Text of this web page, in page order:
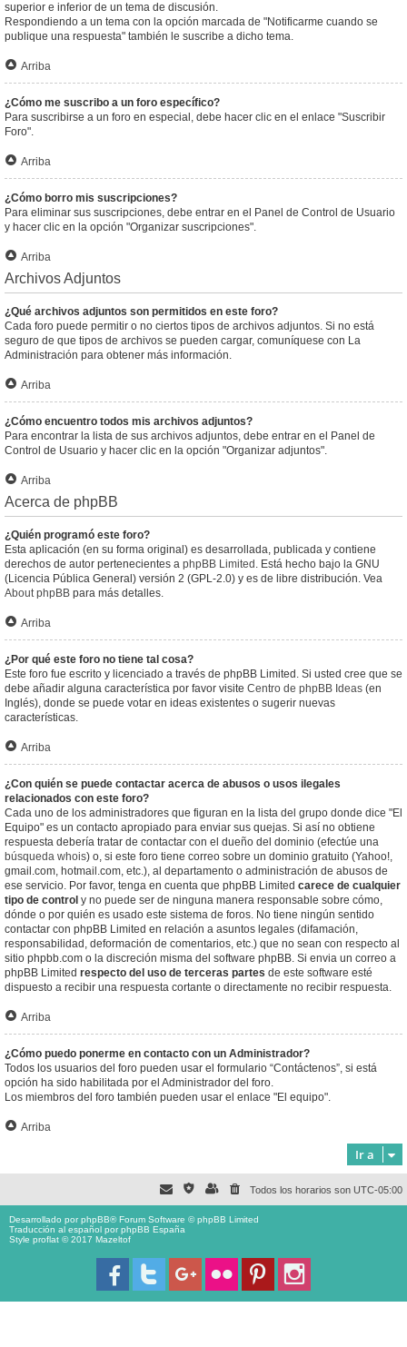
superior e inferior de un tema de discusión.
Respondiendo a un tema con la opción marcada de "Notificarme cuando se
publique una respuesta" también le suscribe a dicho tema.
Arriba
¿Cómo me suscribo a un foro específico?
Para suscribirse a un foro en especial, debe hacer clic en el enlace "Suscribir
Foro".
Arriba
¿Cómo borro mis suscripciones?
Para eliminar sus suscripciones, debe entrar en el Panel de Control de Usuario
y hacer clic en la opción "Organizar suscripciones".
Arriba
Archivos Adjuntos
¿Qué archivos adjuntos son permitidos en este foro?
Cada foro puede permitir o no ciertos tipos de archivos adjuntos. Si no está
seguro de que tipos de archivos se pueden cargar, comuníquese con La
Administración para obtener más información.
Arriba
¿Cómo encuentro todos mis archivos adjuntos?
Para encontrar la lista de sus archivos adjuntos, debe entrar en el Panel de
Control de Usuario y hacer clic en la opción "Organizar adjuntos".
Arriba
Acerca de phpBB
¿Quién programó este foro?
Esta aplicación (en su forma original) es desarrollada, publicada y contiene
derechos de autor pertenecientes a phpBB Limited . Está hecho bajo la GNU
(Licencia Pública General) versión 2 (GPL-2.0) y es de libre distribución. Vea
About phpBB para más detalles.
Arriba
¿Por qué este foro no tiene tal cosa?
Este foro fue escrito y licenciado a través de phpBB Limited. Si usted cree que se
debe añadir alguna característica por favor visite Centro de phpBB Ideas (en
Inglés), donde se puede votar en ideas existentes o sugerir nuevas
características.
Arriba
¿Con quién se puede contactar acerca de abusos o usos ilegales
relacionados con este foro?
Cada uno de los administradores que figuran en la lista del grupo donde dice "El
Equipo" es un contacto apropiado para enviar sus quejas. Si así no obtiene
respuesta debería tratar de contactar con el dueño del dominio (efectúe una
búsqueda whois) o, si este foro tiene correo sobre un dominio gratuito (Yahoo!,
gmail.com, hotmail.com, etc.), al departamento o administración de abusos de
ese servicio. Por favor, tenga en cuenta que phpBB Limited carece de cualquier
tipo de control y no puede ser de ninguna manera responsable sobre cómo,
dónde o por quién es usado este sistema de foros. No tiene ningún sentido
contactar con phpBB Limited en relación a asuntos legales (difamación,
responsabilidad, deformación de comentarios, etc.) que no sean con respecto al
sitio phpbb.com o la discreción misma del software phpBB. Si envia un correo a
phpBB Limited respecto del uso de terceras partes de este software esté
dispuesto a recibir una respuesta cortante o directamente no recibir respuesta.
Arriba
¿Cómo puedo ponerme en contacto con un Administrador?
Todos los usuarios del foro pueden usar el formulario “Contáctenos”, si está
opción ha sido habilitada por el Administrador del foro.
Los miembros del foro también pueden usar el enlace "El equipo".
Arriba
Ir a
Todos los horarios son UTC-05:00
Desarrollado porphpBB® Forum Software © phpBB Limited
Traducción al español porphpBB España
Style proflat © 2017 Mazeltof